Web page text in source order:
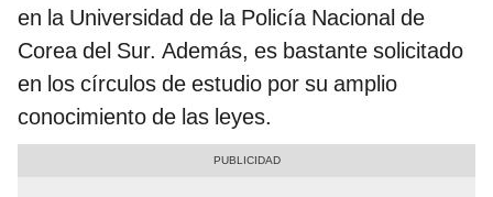
en la Universidad de la Policía Nacional de
Corea del Sur. Además, es bastante solicitado
en los círculos de estudio por su amplio
conocimiento de las leyes.